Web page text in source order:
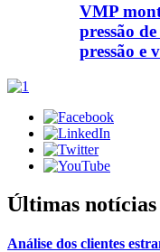
VMP
pressão
pressão e
Últimas notícias
Análise dos clientes